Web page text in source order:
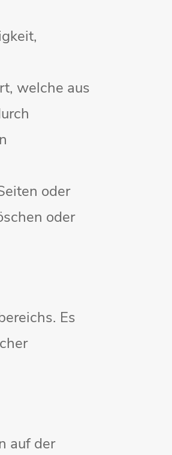
welche aus
oder
oder
Es
auf der